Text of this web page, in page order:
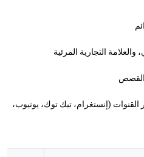
التجارية المرئية
القصص
(إنستغرام، تيك توك، يوتيوب،